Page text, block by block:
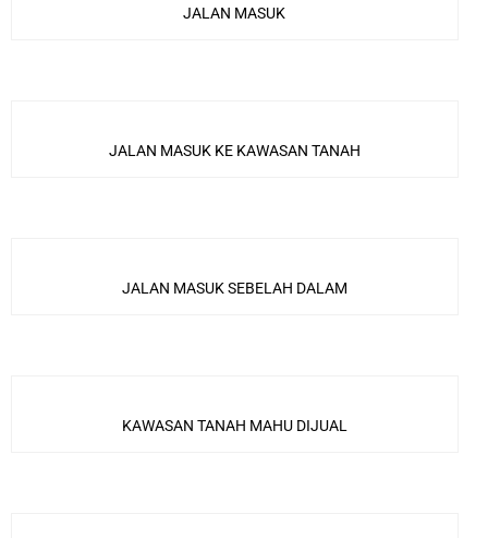
JALAN MASUK
JALAN MASUK KE KAWASAN TANAH
JALAN MASUK SEBELAH DALAM
KAWASAN TANAH MAHU DIJUAL